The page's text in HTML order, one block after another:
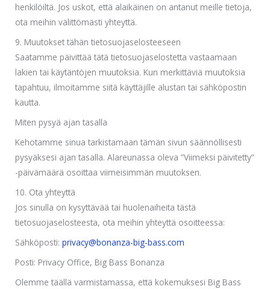
henkilöiltä. Jos uskot, että alaikäinen on antanut meille tietoja,
ota meihin välittömästi yhteyttä.
9. Muutokset tähän tietosuojaselosteeseen
Saatamme päivittää tätä tietosuojaselostetta vastaamaan
lakien tai käytäntöjen muutoksia. Kun merkittäviä muutoksia
tapahtuu, ilmoitamme siitä käyttäjille alustan tai sähköpostin
kautta.
Miten pysyä ajan tasalla
Kehotamme sinua tarkistamaan tämän sivun säännöllisesti
pysyäksesi ajan tasalla. Alareunassa oleva ”Viimeksi päivitetty”
-päivämäärä osoittaa viimeisimmän muutoksen.
10. Ota yhteyttä
Jos sinulla on kysyttävää tai huolenaiheita tästä
tietosuojaselosteesta, ota meihin yhteyttä osoitteessa:
Sähköposti: privacy@bonanza-big-bass.com
Posti: Privacy Office, Big Bass Bonanza
Olemme täällä varmistamassa, että kokemuksesi Big Bass